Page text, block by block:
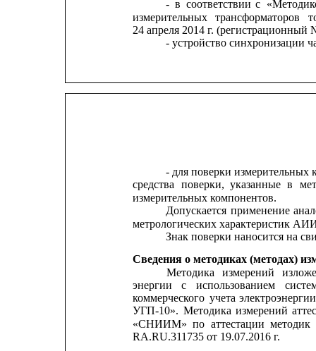
- в соответствии с
измерительных
трансформаторов
24 апреля 2014 г.
- устройство синхронизации
- для поверки измерительных
средства поверки, указанные в
измерительных компонентов.
Допускается применение
метрологических характеристик
Знак поверки наносится на
Сведения о методиках (методах)
Методика
измерений
энергии
с использованием
коммерческого учета электроэнергии
УГП-10». Методика измерений
«СНИИМ» по аттестации методик
RA.RU.311735 от 19.07.2016 г.